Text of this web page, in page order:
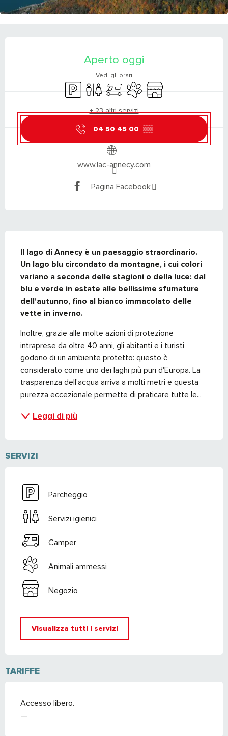
Aperto oggi
Vedi gli orari
ParcheggioServizi igienici
CamperAnimali ammessi
Negozio
+ 23 altri servizi
04 50 45 00 ▒▒
www.lac-annecy.com
Pagina Facebook
Il lago di Annecy è un paesaggio straordinario.
Un lago blu circondato da montagne, i cui colori
variano a seconda delle stagioni o della luce: dal
blu e verde in estate alle bellissime sfumature
dell'autunno, fino al bianco immacolato delle
vette in inverno.
Inoltre, grazie alle molte azioni di protezione
intraprese da oltre 40 anni, gli abitanti e i turisti
godono di un ambiente protetto: questo è
considerato come uno dei laghi più puri d'Europa. La
trasparenza dell'acqua arriva a molti metri e questa
purezza eccezionale permette di praticare tutte le...
Leggi di più
SERVIZI
Parcheggio
Servizi igienici
Camper
Animali ammessi
Negozio
Visualizza tutti i servizi
TARIFFE
Accesso libero.
—